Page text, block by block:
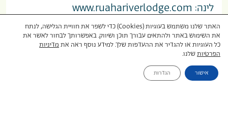
לינה: www.ruahariverlodge.com
האתר שלנו משתמש בעוגיות (Cookies) כדי לשפר את חוויית הגלישה, לנתח
את השימוש באתר ולהתאים עבורך תוכן ושיווק. באפשרותך לבחור לאשר את
כל העוגיות או להגדיר את ההעדפות שלך. למידע נוסף ראה אתמדיניות
הפרטיותשלנו.
אישור הגדרות